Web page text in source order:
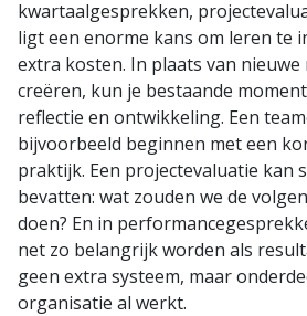
kwartaalgesprekken,
ligt een enorme kans om leren te
extra kosten. In plaats van
creëren, kun je bestaande
reflectie en ontwikkeling. Een
bijvoorbeeld beginnen met een
praktijk. Een projectevaluatie kan
bevatten: wat zouden we de
doen? En in
net zo belangrijk worden als
geen extra systeem, maar
organisatie al werkt.